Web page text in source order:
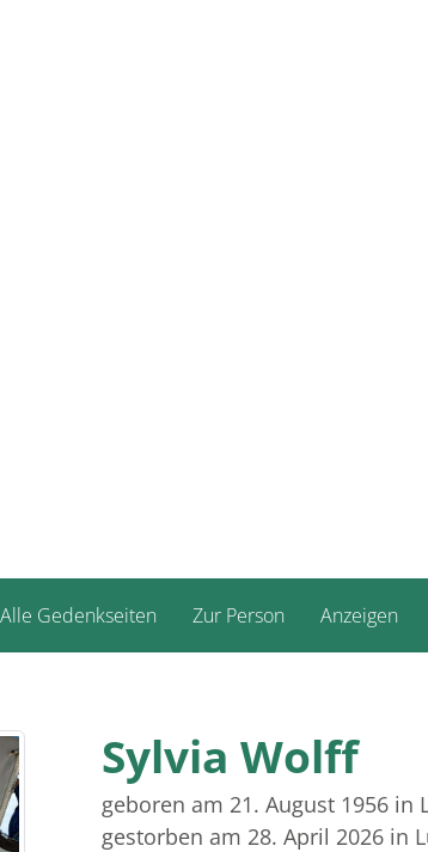
Alle Gedenkseiten Zur Person Anzeigen
Sylvia Wolff
geboren am 21. August 1956 in
gestorben am 28. April 2026 in